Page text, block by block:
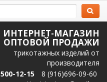
ИНТЕРНЕТ-МАГАЗИН
ОПТОВОЙ ПРОДАЖИ
трикотажных изделий от
производителя
500-12-15
8 (916)696-09-60